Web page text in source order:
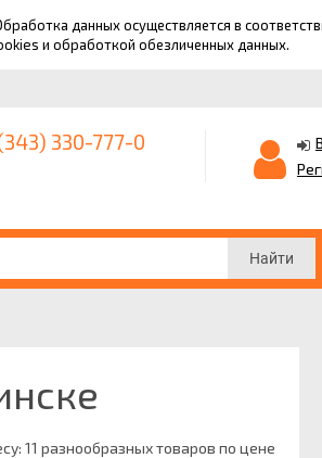
данных осуществляется в
и обработкой обезличенных данных.
330-777-0
Найти
11 разнообразных товаров по цене